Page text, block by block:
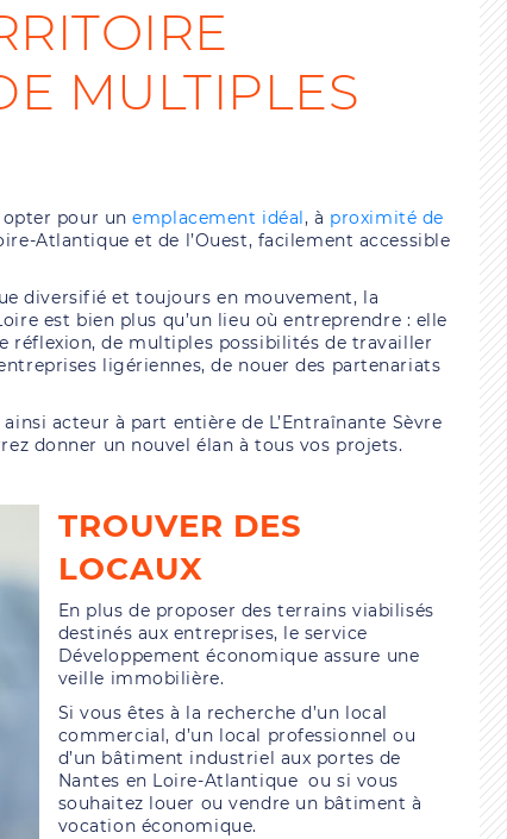
MULTIPLES
opter pour unemplacement idéal, à proximité de
Atlantique et de l’Ouest, facilement accessible
diversifié et toujours en mouvement, la
est bien plus qu’un lieu où entreprendre : elle
réflexion, de multiples possibilités de travailler
ligériennes, de nouer des partenariats
acteur à part entière de L’Entraînante Sèvre
donner un nouvel élan à tous vos projets.
TROUVER DES
LOCAUX
En plus de proposer des terrains viabilisés
destinés aux entreprises, le service
Développement économique assure une
veille immobilière.
Si vous êtes à la recherche d’un local
commercial, d’un local professionnel ou
d’un bâtiment industriel aux portes de
Nantes en Loire-Atlantique ou si vous
souhaitez louer ou vendre un bâtiment à
vocation économique.